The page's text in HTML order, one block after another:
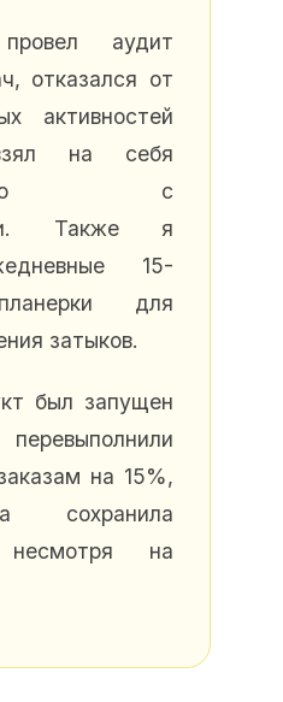
аудит
отказался от
активностей
на себя
с
Также я
15-
для
затыков.
был запущен
на 15%,
сохранила
несмотря на